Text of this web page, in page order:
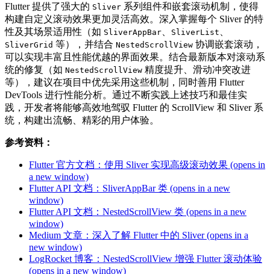
Flutter 提供了强大的 Sliver 系列组件和嵌套滚动机制，使得
构建自定义滚动效果更加灵活高效。深入掌握每个 Sliver 的特
性及其场景适用性（如 SliverAppBar SliverList
SliverGrid 等），并结合 NestedScrollView 协调嵌套滚动，
可以实现丰富且性能优越的界面效果。结合最新版本对滚动系
统的修复（如 NestedScrollView 精度提升、滑动冲突改进
等），建议在项目中优先采用这些机制，同时善用 Flutter
DevTools 进行性能分析。通过不断实践上述技巧和最佳实
践，开发者将能够高效地驾驭 Flutter 的 ScrollView 和 Sliver 系
统，构建出流畅、精彩的用户体验。
参考资料：
Flutter 官方文档：使用 Sliver 实现高级滚动效果 (opens in
a new window)
Flutter API 文档：SliverAppBar 类 (opens in a new
window)
Flutter API 文档：NestedScrollView 类 (opens in a new
window)
Medium 文章：深入了解 Flutter 中的 Sliver(opens in a
new window)
LogRocket 博客：NestedScrollView 增强 Flutter 滚动体验
(opens in a new window)